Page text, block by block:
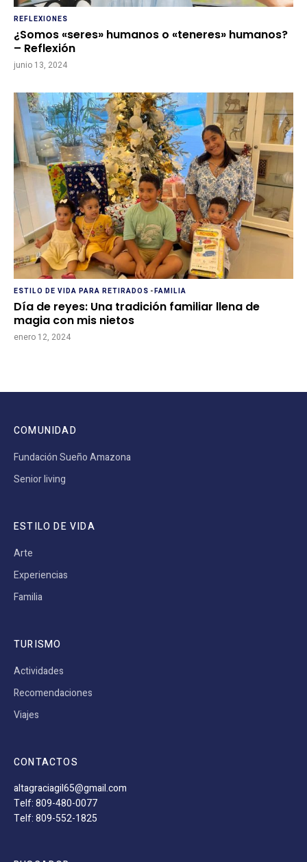
REFLEXIONES
¿Somos «seres» humanos o «teneres» humanos?
– Reflexión
junio 13, 2024
ESTILO DE VIDA PARA RETIRADOS -FAMILIA
Día de reyes: Una tradición familiar llena de
magia con mis nietos
enero 12, 2024
COMUNIDAD
Fundación Sueño Amazona
Senior living
ESTILO DE VIDA
Arte
Experiencias
Familia
TURISMO
Actividades
Recomendaciones
Viajes
CONTACTOS
altagraciagil65@gmail.com
Telf: 809-480-0077
Telf: 809-552-1825